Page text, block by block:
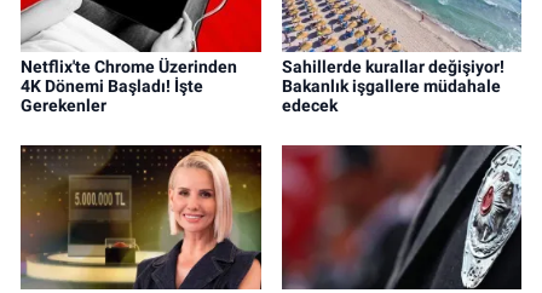
Netflix'te Chrome Üzerinden
4K Dönemi Başladı! İşte
Gerekenler
Sahillerde kurallar değişiyor!
Bakanlık işgallere müdahale
edecek